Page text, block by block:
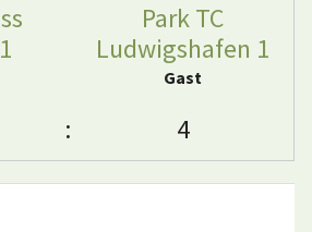
Park TC
Ludwigshafen 1
Gast
: 4